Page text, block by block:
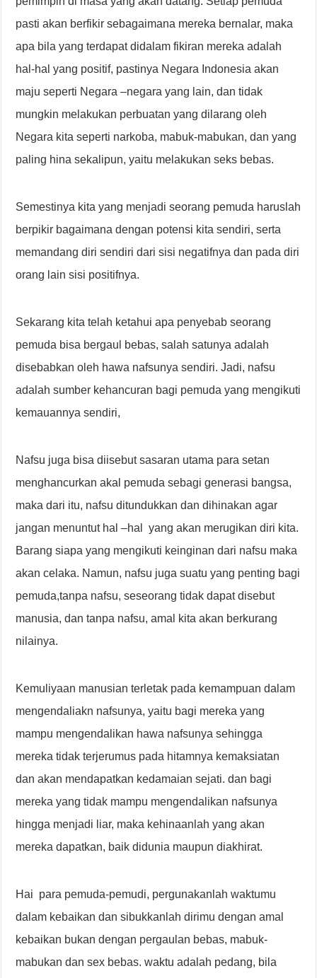
pasti akan berfikir sebagaimana mereka bernalar, maka
apa bila yang terdapat didalam fikiran mereka adalah
hal-hal yang positif, pastinya Negara Indonesia akan
maju seperti Negara –negara yang lain, dan tidak
mungkin melakukan perbuatan yang dilarang oleh
Negara kita seperti narkoba, mabuk-mabukan, dan yang
paling hina sekalipun, yaitu melakukan seks bebas.
Semestinya kita yang menjadi seorang pemuda haruslah
berpikir bagaimana dengan potensi kita sendiri, serta
memandang diri sendiri dari sisi negatifnya dan pada diri
orang lain sisi positifnya.
Sekarang kita telah ketahui apa penyebab seorang
pemuda bisa bergaul bebas, salah satunya adalah
disebabkan oleh hawa nafsunya sendiri. Jadi, nafsu
adalah sumber kehancuran bagi pemuda yang mengikuti
kemauannya sendiri,
Nafsu juga bisa diisebut sasaran utama para setan
menghancurkan akal pemuda sebagi generasi bangsa,
maka dari itu, nafsu ditundukkan dan dihinakan agar
jangan menuntut hal –hal yang akan merugikan diri kita.
Barang siapa yang mengikuti keinginan dari nafsu maka
akan celaka. Namun, nafsu juga suatu yang penting bagi
pemuda,tanpa nafsu, seseorang tidak dapat disebut
manusia, dan tanpa nafsu, amal kita akan berkurang
nilainya.
Kemuliyaan manusian terletak pada kemampuan dalam
mengendaliakn nafsunya, yaitu bagi mereka yang
mampu mengendalikan hawa nafsunya sehingga
mereka tidak terjerumus pada hitamnya kemaksiatan
dan akan mendapatkan kedamaian sejati. dan bagi
mereka yang tidak mampu mengendalikan nafsunya
hingga menjadi liar, maka kehinaanlah yang akan
mereka dapatkan, baik didunia maupun diakhirat.
Hai para pemuda-pemudi, pergunakanlah waktumu
dalam kebaikan dan sibukkanlah dirimu dengan amal
kebaikan bukan dengan pergaulan bebas, mabuk-
mabukan dan sex bebas. waktu adalah pedang, bila